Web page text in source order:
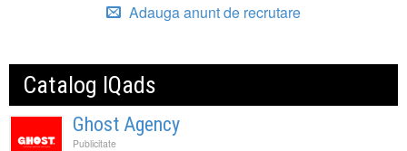
Adauga anunt de recrutare
Catalog IQads
Ghost Agency
Publicitate